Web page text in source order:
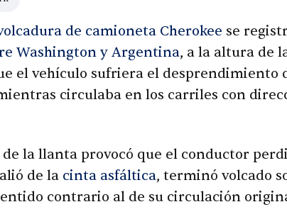
de camioneta Cherokee se
Washington y Argentina, a la altura de
el vehículo sufriera el desprendimiento
circulaba en los carriles con
la llanta provocó que el conductor
de la cinta asfáltica, terminó volcado
contrario al de su circulación